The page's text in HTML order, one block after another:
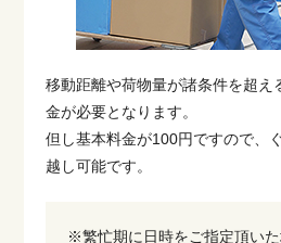
移動距離や荷物量が諸条件を超え
金が必要となります。
但し基本料金が100円ですので、
越し可能です。
※繁忙期に日時をご指定頂い